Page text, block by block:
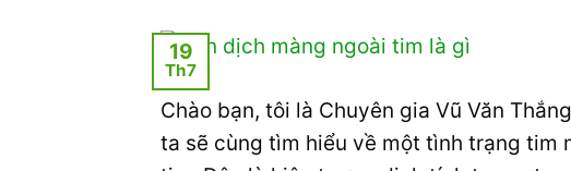
19
Th7
Chào bạn, tôi là Chuyên gia Vũ Văn
ta sẽ cùng tìm hiểu về một tình trạng tim